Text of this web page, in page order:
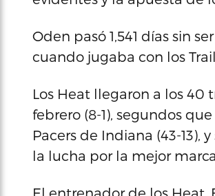
Oden pasó 1,541 días sin
cuando jugaba con los
Los Heat llegaron a los 40
febrero (8-1), segundos
Pacers de Indiana (43-13),
la lucha por la mejor
El entrenador de los Heat,